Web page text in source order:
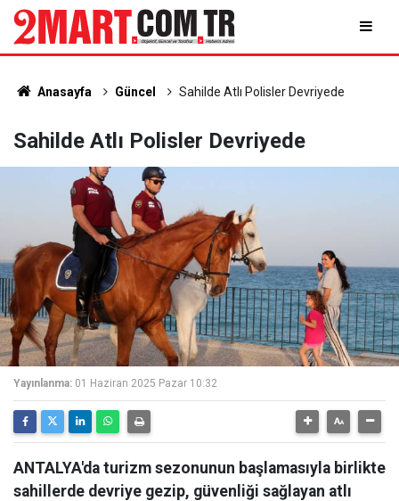
Anasayfa Güncel Sahilde Atlı Polisler Devriyede
Sahilde Atlı Polisler Devriyede
Yayınlanma: 01 Haziran 2025 Pazar 10:32
ANTALYA'da turizm sezonunun başlamasıyla birlikte
sahillerde devriye gezip, güvenliği sağlayan atlı